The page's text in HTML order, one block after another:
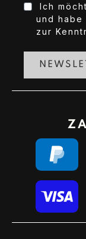
Ich
und habe
zur